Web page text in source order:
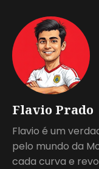
Flavio Prado
Flavio é um
pelo mundo da
cada curva e